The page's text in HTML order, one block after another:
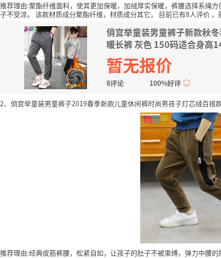
推荐理由:聚酯纤维面料，使其更加保暖，加绒厚实保暖，裤腰选择系绳
子不受凉。 该款材质成分聚酯纤维，材质成分其它， 目前已有8人评价 ，
俏宫举童装男童裤子新款秋
暖长裤 灰色 150码适合身高
暂无报价
8评论 100%好评
2、俏宫举童装男童裤子2019春季新款儿童休闲裤时尚男孩子灯芯绒百搭
推荐理由:经典皮筋裤腰，松紧自如，让孩子的肚子不被束缚，弹力中腰